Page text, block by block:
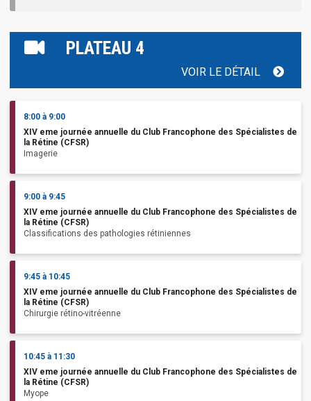
PLATEAU 4
VOIR LE DÉTAIL
8:00 à 9:00
XIV eme journée annuelle du Club Francophone des Spécialistes de
la Rétine (CFSR)
Imagerie
9:00 à 9:45
XIV eme journée annuelle du Club Francophone des Spécialistes de
la Rétine (CFSR)
Classifications des pathologies rétiniennes
9:45 à 10:45
XIV eme journée annuelle du Club Francophone des Spécialistes de
la Rétine (CFSR)
Chirurgie rétino-vitréenne
10:45 à 11:30
XIV eme journée annuelle du Club Francophone des Spécialistes de
la Rétine (CFSR)
Myope